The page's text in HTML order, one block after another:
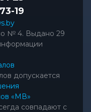
19
№ 4. Выдано 29
допускается
«МВ»
совпадают с